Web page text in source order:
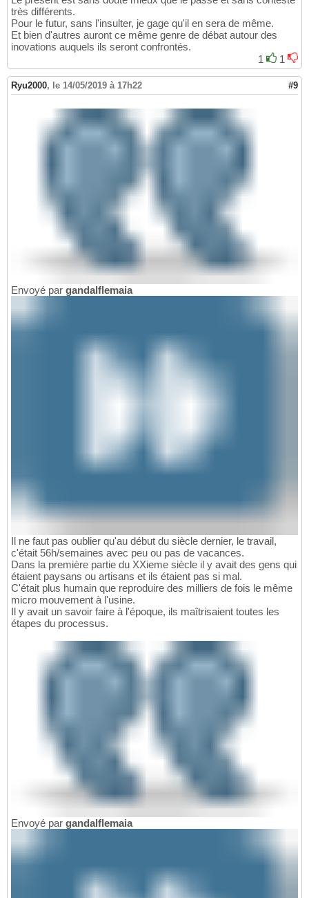
très différents.
Pour le futur, sans l'insulter, je gage qu'il en sera de même.
Et bien d'autres auront ce même genre de débat autour des
inovations auquels ils seront confrontés.
1
1
Ryu2000, le 14/05/2019 à 17h22 #9
Envoyé par gandalflemaia
Il ne faut pas oublier qu'au début du siècle dernier, le travail,
c'était 56h/semaines avec peu ou pas de vacances.
Dans la première partie du XXieme siècle il y avait des gens qui
étaient paysans ou artisans et ils étaient pas si mal.
C'était plus humain que reproduire des milliers de fois le même
micro mouvement à l'usine.
Il y avait un savoir faire à l'époque, ils maîtrisaient toutes les
étapes du processus.
Envoyé par gandalflemaia